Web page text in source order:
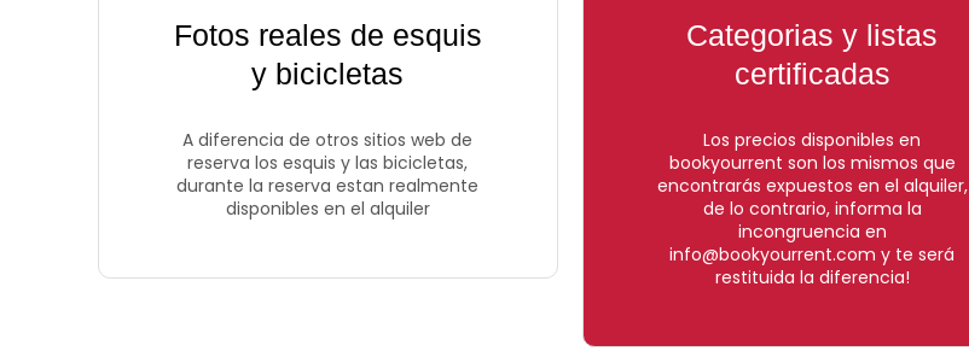
Fotos reales de esquis
y bicicletas
A diferencia de otros sitios web de
reserva los esquis y las bicicletas,
durante la reserva estan realmente
disponibles en el alquiler
Categorias y listas
certificadas
Los precios disponibles en
bookyourrent son los mismos que
encontrarás expuestos en el alquiler,
de lo contrario, informa la
incongruencia en
info@bookyourrent.com y te será
restituida la diferencia!